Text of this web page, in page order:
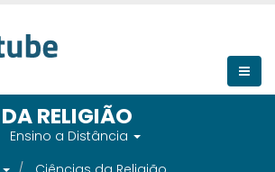
RELIGIÃO
Ensino a Distância